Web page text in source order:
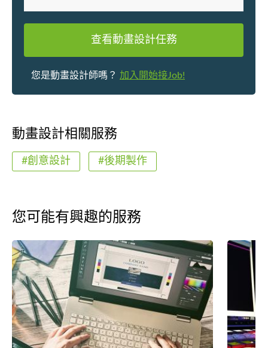
力的角色。 影片剪接與後期製
先進的剪
作領域
查看動畫設計任務
您是動畫設計師嗎？ 加入開始接Job!
動畫設計相關服務
#創意設計 #後期製作
您可能有興趣的服務